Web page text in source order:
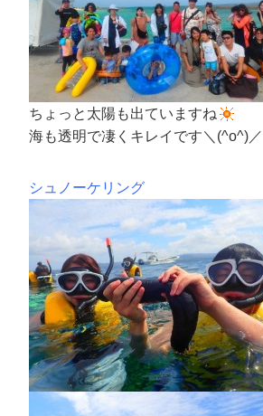
ちょっと太陽も出ていますね
海も透明で凄くキレイです＼(^o^)／
シュノーケリング